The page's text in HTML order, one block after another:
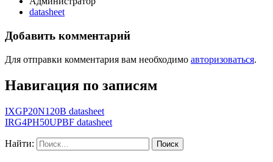
datasheet
Добавить комментарий
Для отправки комментария вам необходимо авторизоваться.
Навигация по записям
IXGP20N120B datasheet
IRG4PH50UPBF datasheet
Найти: